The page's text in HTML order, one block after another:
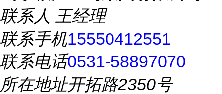
联系人 王经理
联系手机15550412551
联系电话0531-58897070
所在地址开拓路2350号